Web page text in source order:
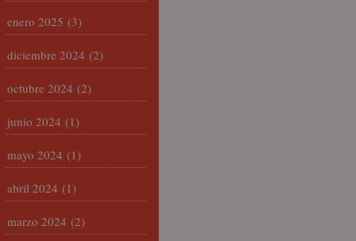
enero 2025 (3)
diciembre 2024 (2)
octubre 2024 (2)
junio 2024 (1)
mayo 2024 (1)
abril 2024 (1)
marzo 2024 (2)